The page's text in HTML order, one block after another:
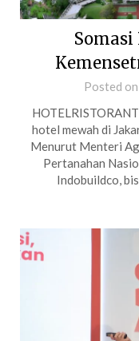
Somasi
Posted on
hotel mewah di
Menurut Menteri
Pertanahan
Indobuildco,